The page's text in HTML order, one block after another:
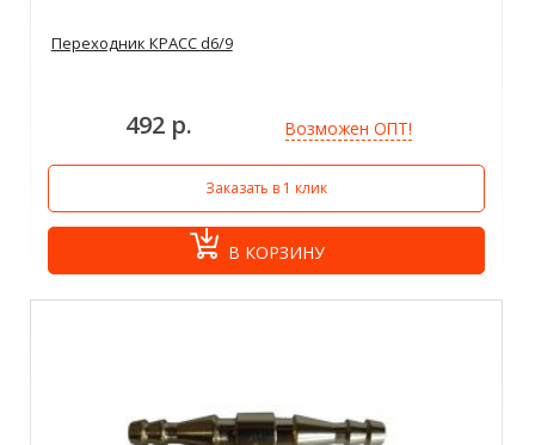
Переходник КРАСС d6/9
492 р. Возможен ОПТ!
Заказать в 1 клик
В КОРЗИНУ